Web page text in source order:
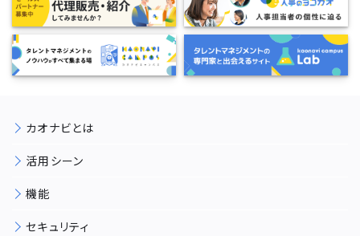
カオナビとは
活用シーン
機能
セキュリティ